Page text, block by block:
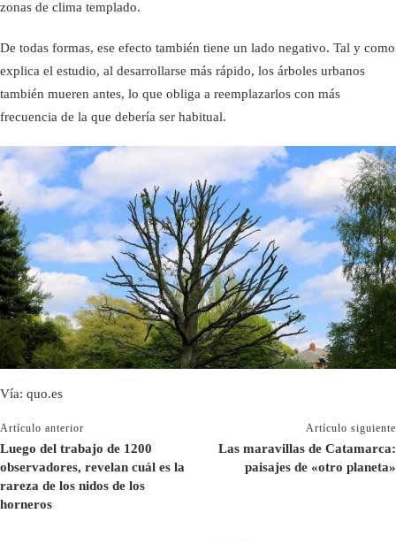
zonas de clima templado.
De todas formas, ese efecto también tiene un lado negativo. Tal y como
explica el estudio, al desarrollarse más rápido, los árboles urbanos
también mueren antes, lo que obliga a reemplazarlos con más
frecuencia de la que debería ser habitual.
Vía: quo.es
Artículo anterior
Luego del trabajo de 1200
observadores, revelan cuál es la
rareza de los nidos de los
horneros
Artículo siguiente
Las maravillas de Catamarca:
paisajes de «otro planeta»